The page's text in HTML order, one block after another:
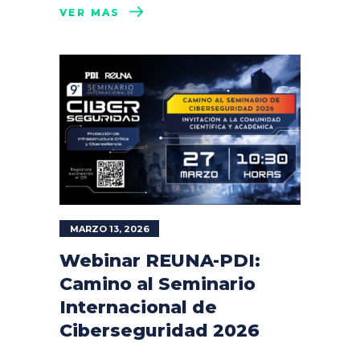
VER MÁS
MARZO 13, 2026
Webinar REUNA-PDI:
Camino al Seminario
Internacional de
Ciberseguridad 2026